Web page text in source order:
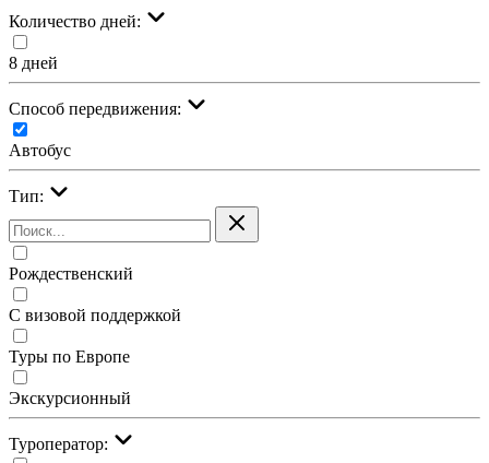
Количество дней:
8 дней
Cпособ передвижения:
Автобус
Тип:
Рождественский
С визовой поддержкой
Туры по Европе
Экскурсионный
Туроператор: